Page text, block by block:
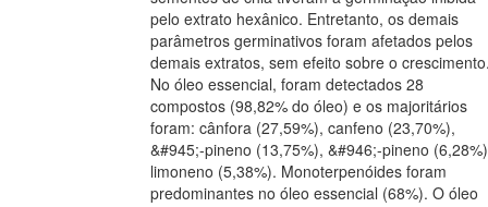
pelo extrato hexânico. Entretanto, os demais
parâmetros germinativos foram afetados pelos
demais extratos, sem efeito sobre o
No óleo essencial, foram detectados 28
compostos (98,82% do óleo) e os majoritários
foram: cânfora (27,59%), canfeno (23,70%),
&#945;-pineno (13,75%), &#946;-pineno
limoneno (5,38%). Monoterpenóides foram
predominantes no óleo essencial (68%). O óleo